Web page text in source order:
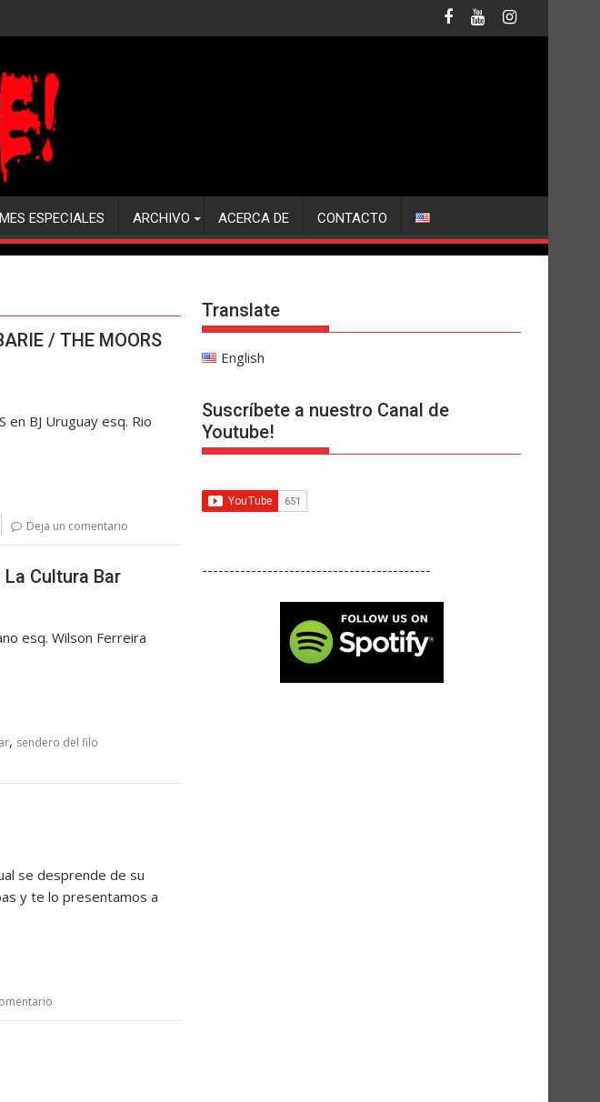
ESPECIALES ARCHIVO ACERCA DE CONTACTO
/ THE MOORS
en BJ Uruguay esq. Rio
Deja un comentario
La Cultura Bar
esq. Wilson Ferreira
, sendero del filo
se desprende de su
y te lo presentamos a
Translate
English
Suscríbete a nuestro Canal de
Youtube!
------------------------------------------